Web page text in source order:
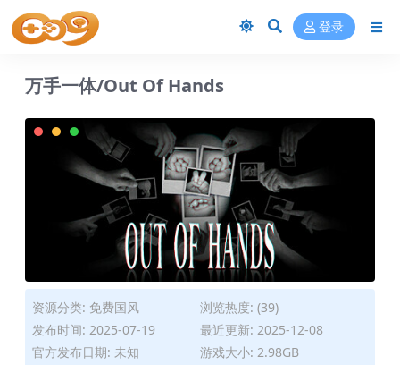
登录
万手一体/Out Of Hands
资源分类: 免费国风
浏览热度: (39)
发布时间: 2025-07-19
最近更新: 2025-12-08
官方发布日期: 未知
游戏大小: 2.98GB